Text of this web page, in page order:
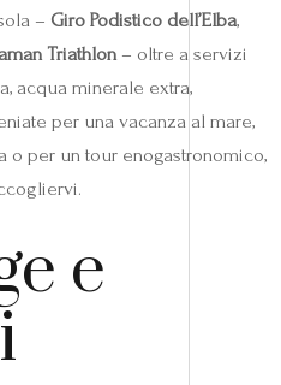
– Giro Podistico dell’Elba,
Triathlon– oltre a servizi
acqua minerale extra,
per una vacanza al mare,
per un tour enogastronomico,
e